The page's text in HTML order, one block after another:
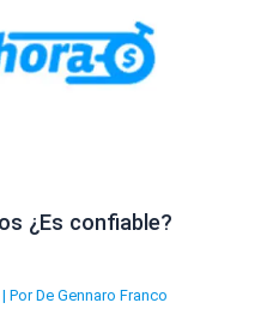
¿Es confiable?
| Por De Gennaro Franco